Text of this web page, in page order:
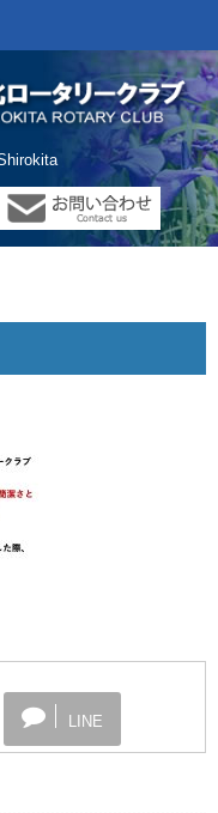
LINE